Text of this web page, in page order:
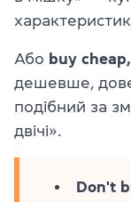
Або buy
дешевше,
подібний за
двічі».
Don't